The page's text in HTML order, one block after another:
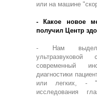
или на машине
- Какое новое
получил Центр
- Нам
ультразвуковой
современный
диагностики
или легких, -
исследования